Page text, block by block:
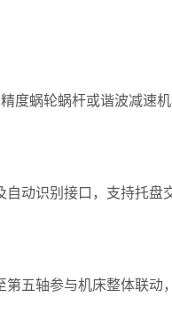
蜗轮蜗杆或谐波减速机
识别接口，支持托盘
轴参与机床整体联动